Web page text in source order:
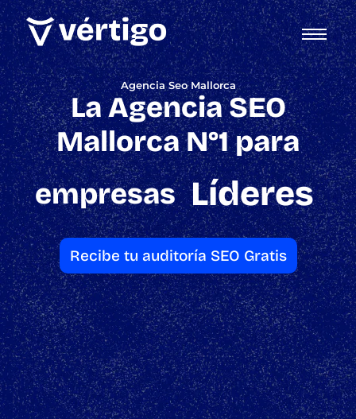
Agencia Seo Mallorca
La Agencia SEO
Mallorca N°1 para
empresas Líderes
Recibe tu auditoría SEO Gratis